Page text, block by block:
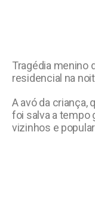
Tragédia menino
residencial na
A avó da criança,
foi salva a tempo
vizinhos e